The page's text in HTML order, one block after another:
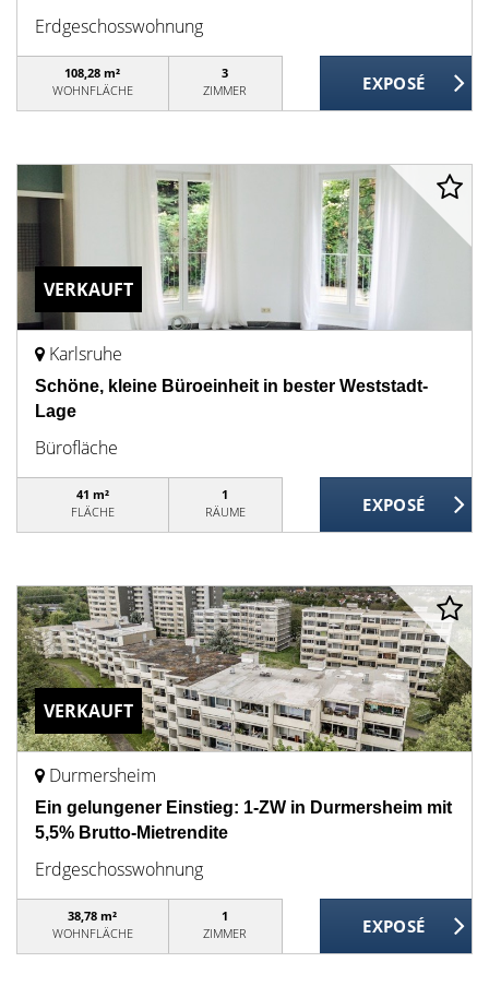
Erdgeschosswohnung
108,28 m²
WOHNFLÄCHE
3
ZIMMER
VERKAUFT
Karlsruhe
Schöne, kleine Büroeinheit in bester Weststadt-
Lage
Bürofläche
41 m²
FLÄCHE
1
RÄUME
VERKAUFT
Durmersheim
Ein gelungener Einstieg: 1-ZW in Durmersheim mit
5,5% Brutto-Mietrendite
Erdgeschosswohnung
38,78 m²
WOHNFLÄCHE
1
ZIMMER